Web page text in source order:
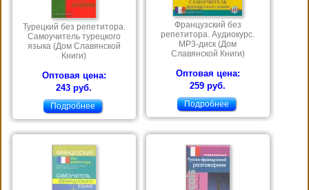
Турецкий без репетитора.
Самоучитель турецкого
языка (Дом Славянской
Книги)
Оптовая цена:
243 руб.
Подробнее
Французский без
репетитора. Аудиокурс.
MP3-диск (Дом
Славянской Книги)
Оптовая цена:
259 руб.
Подробнее